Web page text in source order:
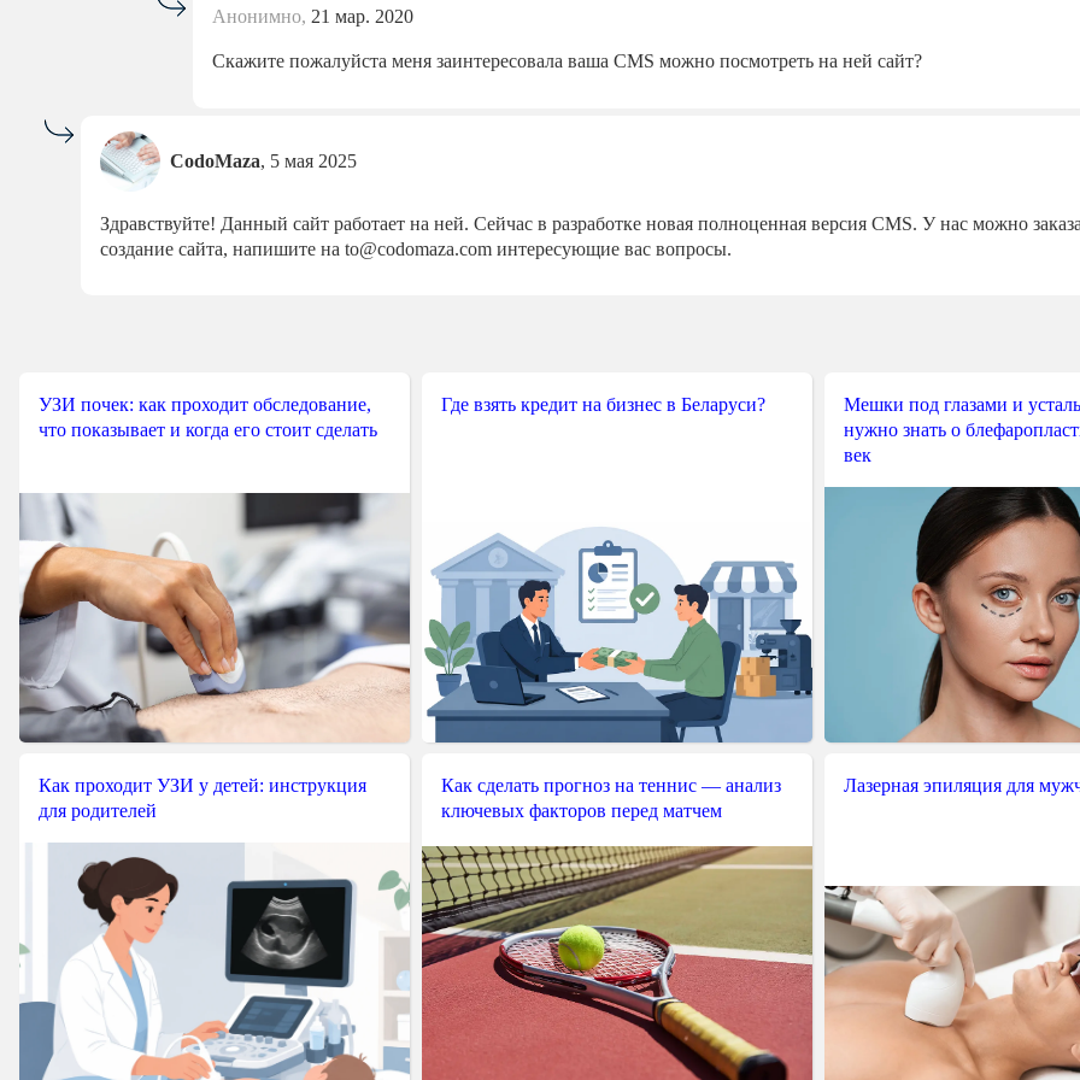
Анонимно, 21 мар. 2020
Скажите пожалуйста меня заинтересовала ваша CMS можно посмотреть на ней сайт?
CodoMaza, 5 мая 2025
Здравствуйте! Данный сайт работает на ней. Сейчас в разработке новая полноценная версия CMS. У нас можно
создание сайта, напишите на to@codomaza.com интересующие вас вопросы.
УЗИ почек: как проходит обследование,
что показывает и когда его стоит сделать
Где взять кредит на бизнес в Беларуси?
Мешки под глазами и
нужно знать о
век
Как проходит УЗИ у детей: инструкция
для родителей
Как сделать прогноз на теннис — анализ
ключевых факторов перед матчем
Лазерная эпиляция для